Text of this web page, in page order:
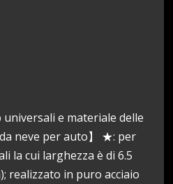
e materiale delle
neve per auto】 ★: per
la cui larghezza è di 6.5
realizzato in puro acciaio